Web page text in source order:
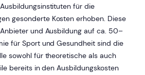
für die
gesonderte Kosten erhoben. Diese
und Ausbildung auf ca. 50–
für Sport und Gesundheit sind die
sowohl für theoretische als auch
bereits in den Ausbildungskosten